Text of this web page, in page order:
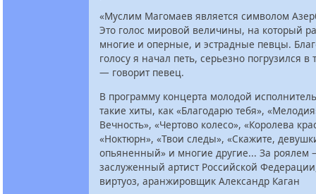
«Муслим Магомаев является символом
Это голос мировой величины, на который
многие и оперные, и эстрадные певцы.
голосу я начал петь, серьезно погрузился в
— говорит певец.
В программу концерта молодой
такие хиты, как «Благодарю тебя»,
Вечность», «Чертово колесо», «Королева
«Ноктюрн», «Твои следы», «Скажите,
опьяненный» и многие другие... За роялем
заслуженный артист Российской
виртуоз, аранжировщик Александр Каган